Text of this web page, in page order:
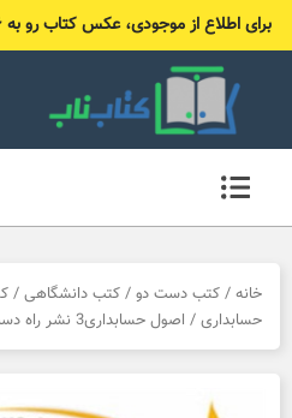
برای اطلاع از موجودی، عکس کتاب رو به ۰۹۱۹۹۸۱۴۷۹۶ (بله یا ایتا) بفرست
خانه / کتب دست دو / کتب دانشگاهی /
حسابداری / اصول حسابداری3 نشر راه دست دوم